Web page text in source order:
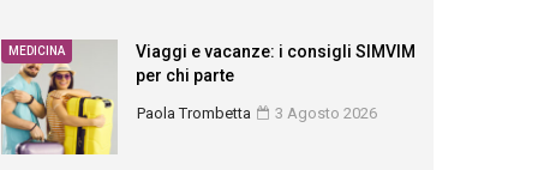
MEDICINA
Viaggi e vacanze: i consigli SIMVIM
per chi parte
Paola Trombetta 3 Agosto 2026